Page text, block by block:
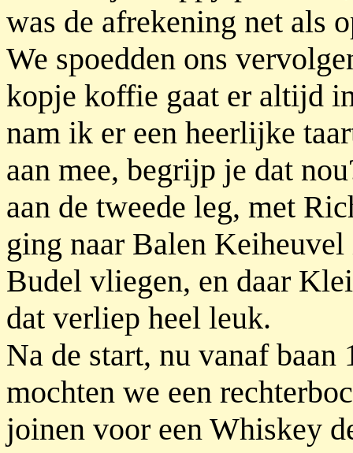
was de afrekening net als
We spoedden ons
kopje koffie gaat er altijd
nam ik er een heerlijke
aan mee, begrijp je dat
aan de tweede leg, met
ging naar Balen
Budel vliegen, en daar
dat verliep heel leuk.
Na de start, nu vanaf
mochten we een
joinen voor een Whiskey